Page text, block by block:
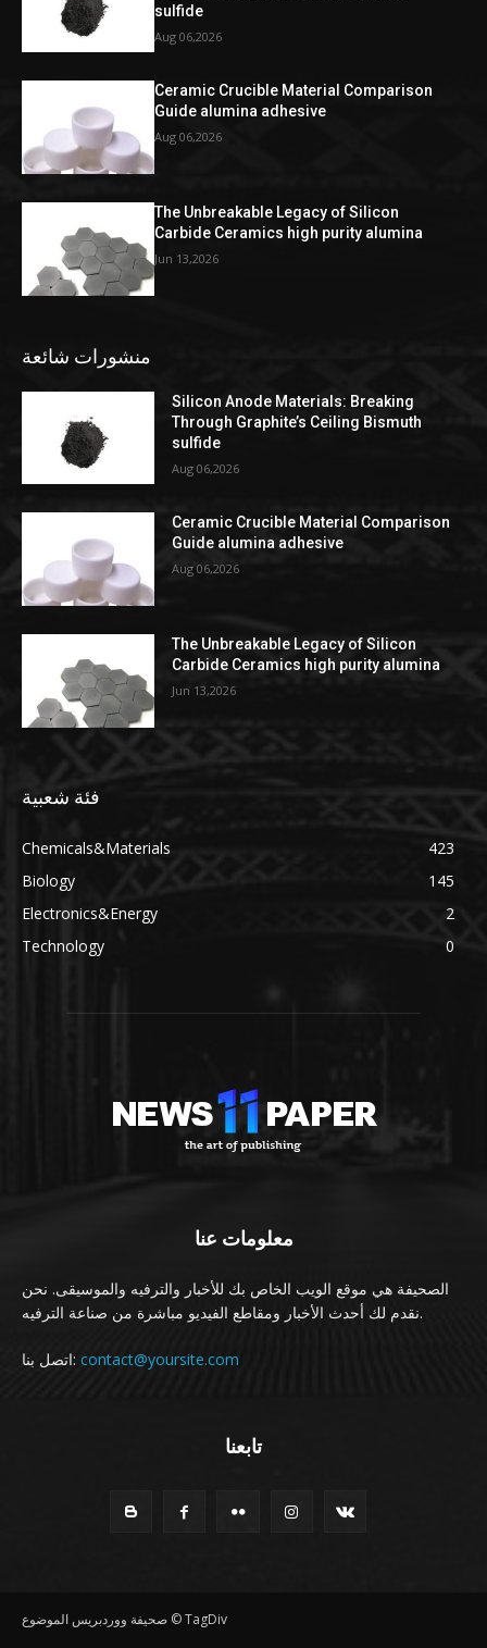
sulfide
Aug 06,2026
Ceramic Crucible Material Comparison
Guide alumina adhesive
Aug 06,2026
The Unbreakable Legacy of Silicon
Carbide Ceramics high purity alumina
Jun 13,2026
منشورات شائعة
Silicon Anode Materials: Breaking
Through Graphite’s Ceiling Bismuth
sulfide
Aug 06,2026
Ceramic Crucible Material Comparison
Guide alumina adhesive
Aug 06,2026
The Unbreakable Legacy of Silicon
Carbide Ceramics high purity alumina
Jun 13,2026
فئة شعبية
Chemicals&Materials
423
Biology
145
Electronics&Energy
2
Technology
0
معلومات عنا
الصحيفة هي موقع الويب الخاص بك للأخبار والترفيه والموسيقى. نحن
نقدم لك أحدث الأخبار ومقاطع الفيديو مباشرة من صناعة الترفيه.
اتصل بنا: contact@yoursite.com
تابعنا
صحيفة ووردبريس الموضوع © TagDiv